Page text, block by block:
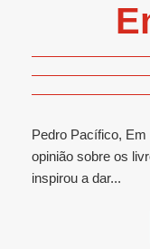
Pedro Pacífico,
opinião sobre os
inspirou a dar...